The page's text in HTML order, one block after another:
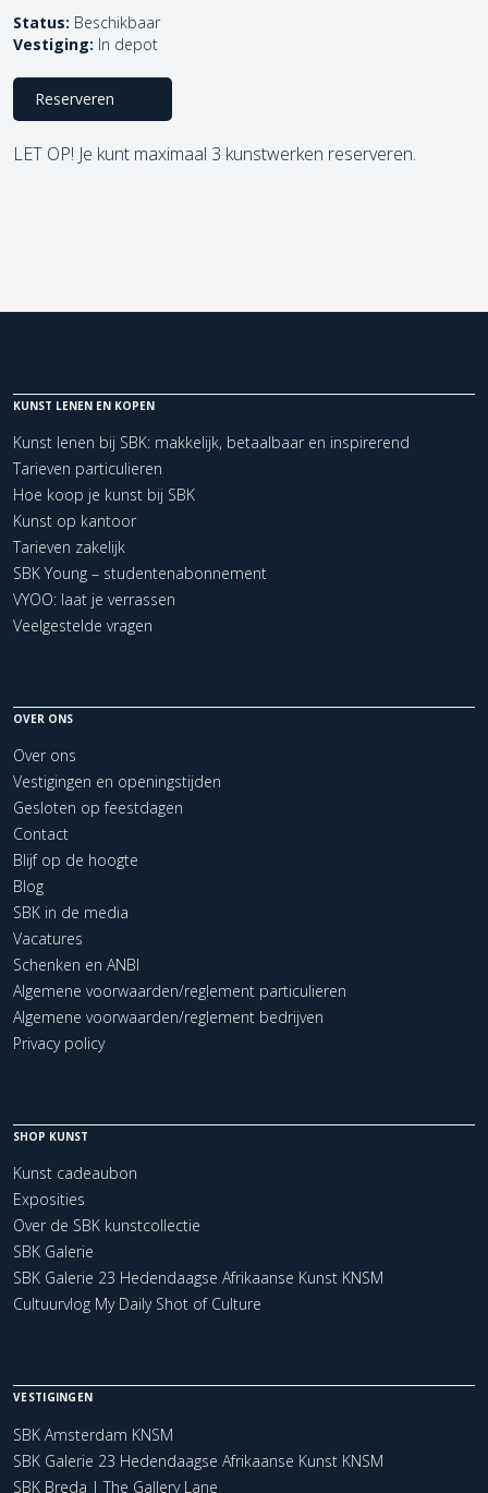
Status: Beschikbaar
Vestiging: In depot
Reserveren
LET OP! Je kunt maximaal 3 kunstwerken reserveren.
KUNST LENEN EN KOPEN
Kunst lenen bij SBK: makkelijk, betaalbaar en inspirerend
Tarieven particulieren
Hoe koop je kunst bij SBK
Kunst op kantoor
Tarieven zakelijk
SBK Young – studentenabonnement
VYOO: laat je verrassen
Veelgestelde vragen
OVER ONS
Over ons
Vestigingen en openingstijden
Gesloten op feestdagen
Contact
Blijf op de hoogte
Blog
SBK in de media
Vacatures
Schenken en ANBI
Algemene voorwaarden/reglement particulieren
Algemene voorwaarden/reglement bedrijven
Privacy policy
SHOP KUNST
Kunst cadeaubon
Exposities
Over de SBK kunstcollectie
SBK Galerie
SBK Galerie 23 Hedendaagse Afrikaanse Kunst KNSM
Cultuurvlog My Daily Shot of Culture
VESTIGINGEN
SBK Amsterdam KNSM
SBK Galerie 23 Hedendaagse Afrikaanse Kunst KNSM
SBK Breda | The Gallery Lane